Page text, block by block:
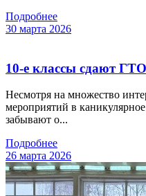
Подробнее
30 марта 2026
10-е классы сдают
Несмотря на множество
мероприятий в
забывают о...
Подробнее
26 марта 2026